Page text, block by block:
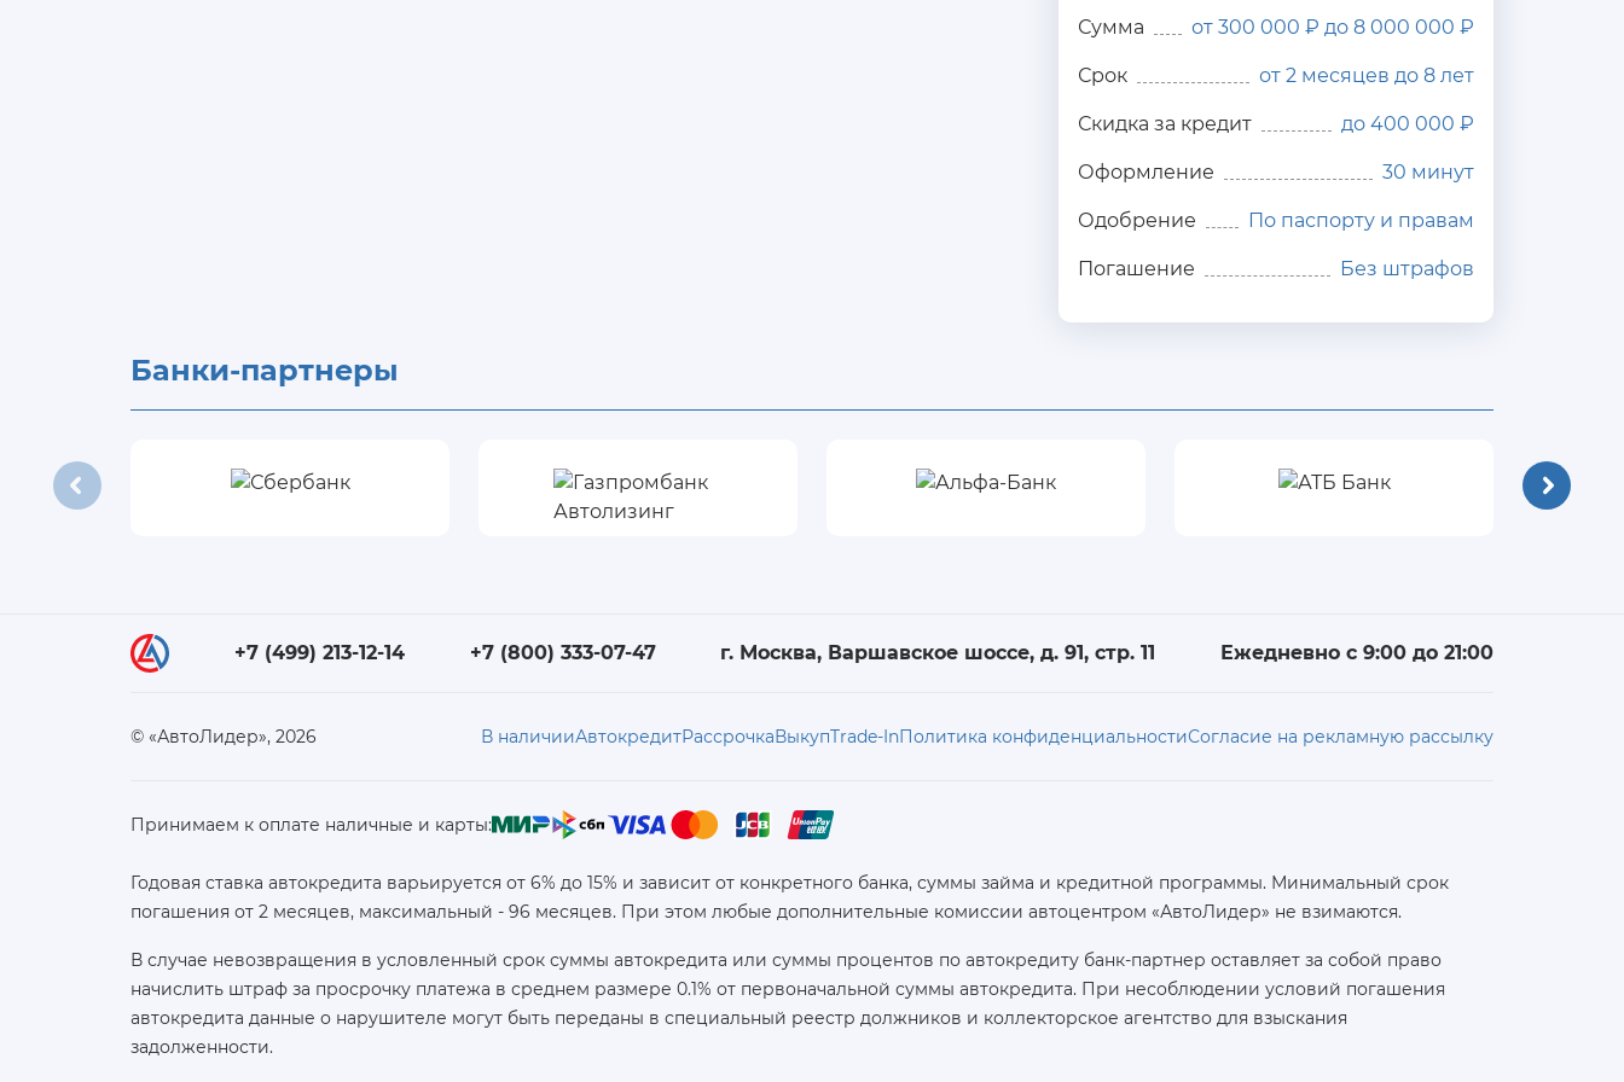
Сумма от 300 000 ₽ до 8 000 000 ₽
Срок от 2 месяцев до 8 лет
Скидка за кредит до 400 000 ₽
Оформление 30 минут
Одобрение По паспорту и правам
Погашение Без штрафов
Банки-партнеры
+7 (499) 213-12-14 +7 (800) 333-07-47 г. Москва, Варшавское шоссе, д. 91, стр. 11 Ежедневно с 9:00 до 21:00
© «АвтоЛидер», 2026 В наличииАвтокредитРассрочкаВыкупTrade-InПолитика конфиденциальностиСогласие на рекламную рассылку
Принимаем к оплате наличные и карты:
Годовая ставка автокредита варьируется от 6% до 15% и зависит от конкретного банка, суммы займа и кредитной программы. Минимальный срок
погашения от 2 месяцев, максимальный - 96 месяцев. При этом любые дополнительные комиссии автоцентром «АвтоЛидер» не взимаются.
В случае невозвращения в условленный срок суммы автокредита или суммы процентов по автокредиту банк-партнер оставляет за собой право
начислить штраф за просрочку платежа в среднем размере 0.1% от первоначальной суммы автокредита. При несоблюдении условий погашения
автокредита данные о нарушителе могут быть переданы в специальный реестр должников и коллекторское агентство для взыскания
задолженности.